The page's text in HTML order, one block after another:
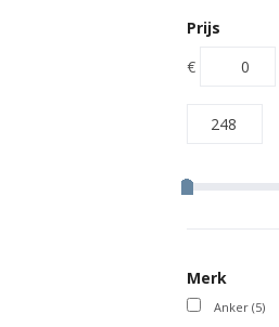
Prijs
€
Merk
Anker (5)